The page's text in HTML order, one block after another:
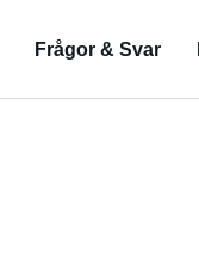
Frågor & Svar